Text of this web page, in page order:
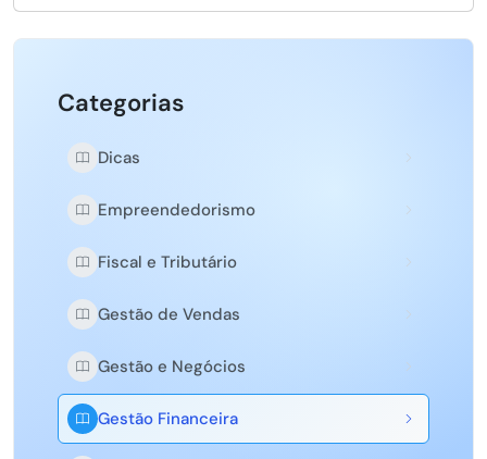
Categorias
Dicas
Empreendedorismo
Fiscal e Tributário
Gestão de Vendas
Gestão e Negócios
Gestão Financeira